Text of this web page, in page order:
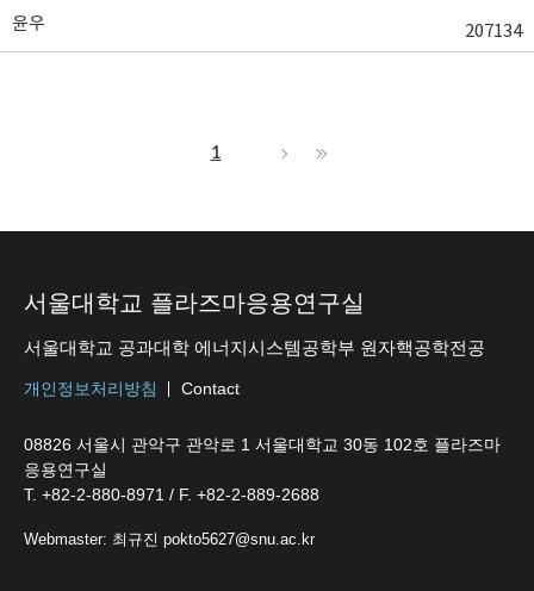
윤우 207134
1
서울대학교 플라즈마응용연구실
서울대학교 공과대학 에너지시스템공학부 원자핵공학전공
개인정보처리방침 Contact
08826 서울시 관악구 관악로 1 서울대학교 30동 102호 플라즈마
응용연구실
T. +82-2-880-8971 / F. +82-2-889-2688
Webmaster: 최규진 pokto5627@snu.ac.kr